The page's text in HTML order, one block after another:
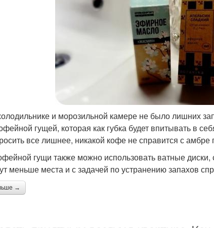
и морозильной камере не было лишних
гущей, которая как губка будет впитывать в
все лишнее, никакой кофе не справится с
гущи также можно использовать ватные
меньше места и с задачей по устранению запахов
→